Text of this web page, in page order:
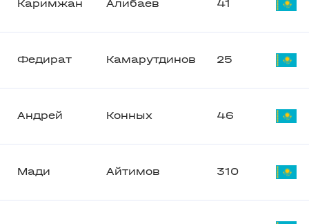
Каримжан Алибаев 41
Федират Камарутдинов 25
Андрей Конных 46
Мади Айтимов 310